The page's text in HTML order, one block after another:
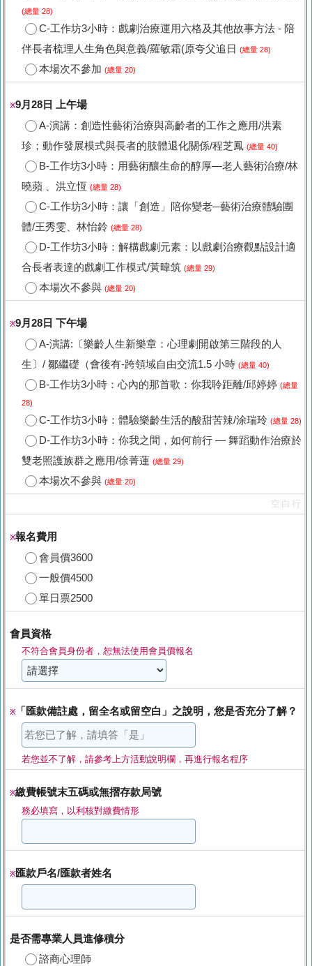
(總量 28)
C-工作坊3小時：戲劇治療運用六格及其他故事方法 - 陪
伴長者梳理人生角色與意義/羅敏霜(原夸父追日 (總量 28)
本場次不參加 (總量 20)
※9月28日 上午場
A-演講：創造性藝術治療與高齡者的工作之應用/洪素
珍；動作發展模式與長者的肢體退化關係/程芝鳳 (總量 40)
B-工作坊3小時：用藝術釀生命的醇厚―老人藝術治療/林
曉蘋 、洪立恆 (總量 28)
C-工作坊3小時：讓「創造」陪你變老─藝術治療體驗團
體/王秀雯、林怡鈴 (總量 28)
D-工作坊3小時：解構戲劇元素：以戲劇治療觀點設計適
合長者表達的戲劇工作模式/黃暐筑 (總量 29)
本場次不參與 (總量 20)
※9月28日 下午場
A-演講:〔樂齡人生新樂章：心理劇開啟第三階段的人
生〕/ 鄒繼礎（會後有-跨領域自由交流1.5 小時 (總量 40)
B-工作坊3小時：心內的那首歌：你我聆距離/邱婷婷 (總量
28)
C-工作坊3小時：體驗樂齡生活的酸甜苦辣/涂瑞玲 (總量 28)
D-工作坊3小時：你我之間，如何前行 — 舞蹈動作治療於
雙老照護族群之應用/徐菁蓮 (總量 29)
本場次不參與 (總量 20)
空白行
※報名費用
會員價3600
一般價4500
單日票2500
會員資格
不符合會員身份者，恕無法使用會員價報名
※「匯款備註處，留全名或留空白」之說明，您是否充分了解？
若您並不了解，請參考上方活動說明欄，再進行報名程序
※繳費帳號末五碼或無摺存款局號
務必填寫，以利核對繳費情形
※匯款戶名/匯款者姓名
是否需專業人員進修積分
諮商心理師